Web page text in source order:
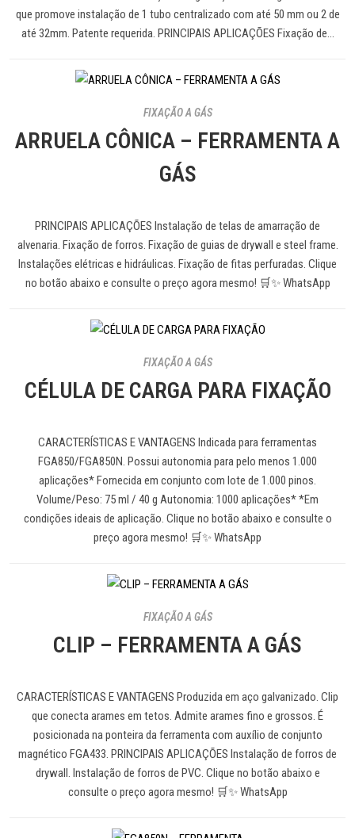
que promove instalação de 1 tubo centralizado com até 50 mm ou 2 de
até 32mm. Patente requerida. PRINCIPAIS APLICAÇÕES Fixação de…
FIXAÇÃO A GÁS
ARRUELA CÔNICA – FERRAMENTA A
GÁS
PRINCIPAIS APLICAÇÕES Instalação de telas de amarração de
alvenaria. Fixação de forros. Fixação de guias de drywall e steel frame.
Instalações elétricas e hidráulicas. Fixação de fitas perfuradas. Clique
no botão abaixo e consulte o preço agora mesmo! 🛒✨ WhatsApp
FIXAÇÃO A GÁS
CÉLULA DE CARGA PARA FIXAÇÃO
CARACTERÍSTICAS E VANTAGENS Indicada para ferramentas
FGA850/FGA850N. Possui autonomia para pelo menos 1.000
aplicações* Fornecida em conjunto com lote de 1.000 pinos.
Volume/Peso: 75 ml / 40 g Autonomia: 1000 aplicações* *Em
condições ideais de aplicação. Clique no botão abaixo e consulte o
preço agora mesmo! 🛒✨ WhatsApp
FIXAÇÃO A GÁS
CLIP – FERRAMENTA A GÁS
CARACTERÍSTICAS E VANTAGENS Produzida em aço galvanizado. Clip
que conecta arames em tetos. Admite arames fino e grossos. É
posicionada na ponteira da ferramenta com auxílio de conjunto
magnético FGA433. PRINCIPAIS APLICAÇÕES Instalação de forros de
drywall. Instalação de forros de PVC. Clique no botão abaixo e
consulte o preço agora mesmo! 🛒✨ WhatsApp